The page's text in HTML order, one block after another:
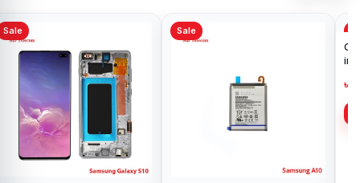
Sale Sale